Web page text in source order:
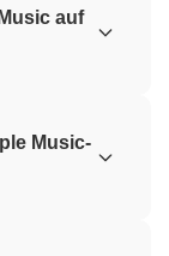
auf
Music-